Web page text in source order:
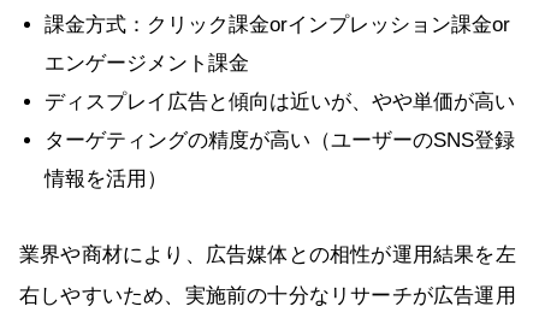
課金方式：クリック課金orインプレッション課金or
エンゲージメント課金
ディスプレイ広告と傾向は近いが、やや単価が高い
ターゲティングの精度が高い（ユーザーのSNS登録
情報を活用）
業界や商材により、広告媒体との相性が運用結果を左
右しやすいため、実施前の十分なリサーチが広告運用